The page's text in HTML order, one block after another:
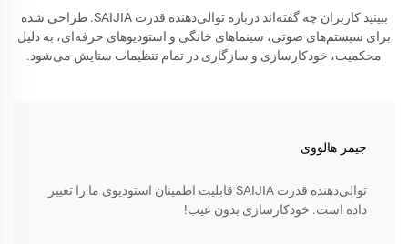
ببینید کاربران چه گفته‌اند درباره توالی‌دهنده قدرت SAIJIA. طراحی شده
برای سیستم‌های صوتی، سینماهای خانگی و استودیوهای حرفه‌ای، به دلیل
محکمیت، خودکارسازی و سازگاری در تمام تنظیمات ستایش می‌شود.
جیمز هالووی
توالی‌دهنده قدرت SAIJIA قابلیت اطمینان استودیوی ما را تغییر
داده است. خودکارسازی بدون عیب!